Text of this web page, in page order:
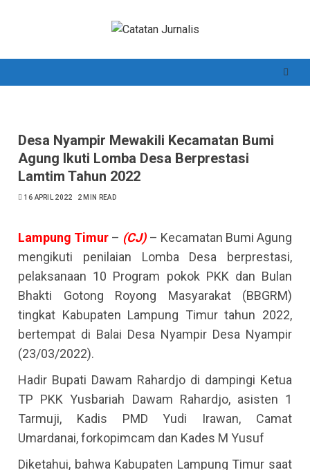
Desa Nyampir Mewakili Kecamatan Bumi
Agung Ikuti Lomba Desa Berprestasi
Lamtim Tahun 2022
16 APRIL 2022 2 MIN READ
Lampung Timur – (CJ)– Kecamatan Bumi Agung
mengikuti penilaian Lomba Desa berprestasi,
pelaksanaan 10 Program pokok PKK dan Bulan
Bhakti Gotong Royong Masyarakat (BBGRM)
tingkat Kabupaten Lampung Timur tahun 2022,
bertempat di Balai Desa Nyampir Desa Nyampir
(23/03/2022).
Hadir Bupati Dawam Rahardjo di dampingi Ketua
TP PKK Yusbariah Dawam Rahardjo, asisten 1
Tarmuji, Kadis PMD Yudi Irawan, Camat
Umardanai, forkopimcam dan Kades M Yusuf
Diketahui, bahwa Kabupaten Lampung Timur saat